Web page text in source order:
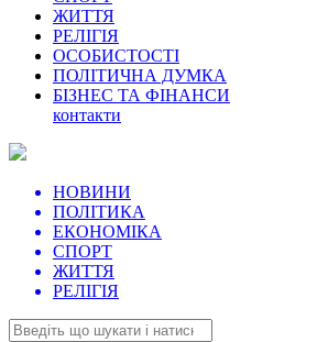
ЖИТТЯ
РЕЛІГІЯ
ОСОБИСТОСТІ
ПОЛІТИЧНА ДУМКА
БІЗНЕС ТА ФІНАНСИ
контакти
НОВИНИ
ПОЛІТИКА
ЕКОНОМІКА
СПОРТ
ЖИТТЯ
РЕЛІГІЯ